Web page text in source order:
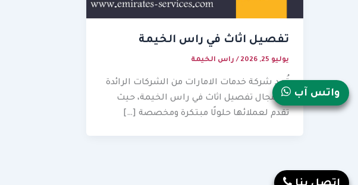
تفصيل اثاث في راس الخيمة
يوليو 25, 2026 / راس الخيمة
تُعد شركة خدمات الامارات من الشركات الرائدة
في مجال تفصيل اثاث في راس الخيمة، حيث
تقدم لعملائها حلولًا مبتكرة ومخصصة […]
واتس آب